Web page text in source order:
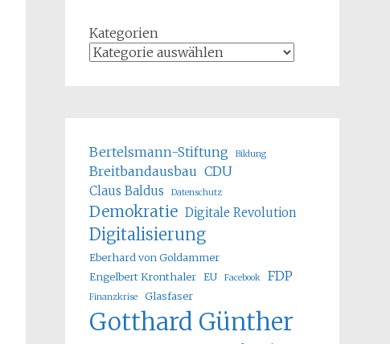
Kategorien
Bertelsmann-Stiftung Bildung
Breitbandausbau CDU
Claus Baldus Datenschutz
Demokratie Digitale Revolution
Digitalisierung
Eberhard von Goldammer
Engelbert Kronthaler EU Facebook FDP
Finanzkrise Glasfaser
Gotthard Günther